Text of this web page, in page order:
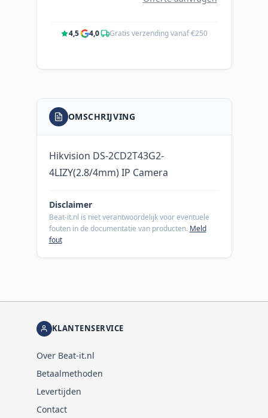
4,5· 4,0· Gratis verzending vanaf €250
OMSCHRIJVING
Hikvision DS-2CD2T43G2-
4LIZY(2.8/4mm) IP Camera
Disclaimer
Beat-it.nl is niet verantwoordelijk voor eventuele
fouten in de documentatie van producten. Meld
fout
KLANTENSERVICE
Over Beat-it.nl
Betaalmethoden
Levertijden
Contact